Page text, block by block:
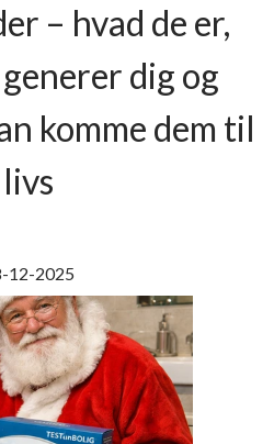
– hvad de er,
dig og
komme dem til
livs
12-2025